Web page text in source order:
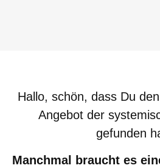
Hallo, schön, dass Du
Angebot der
gefunden
Manchmal braucht es